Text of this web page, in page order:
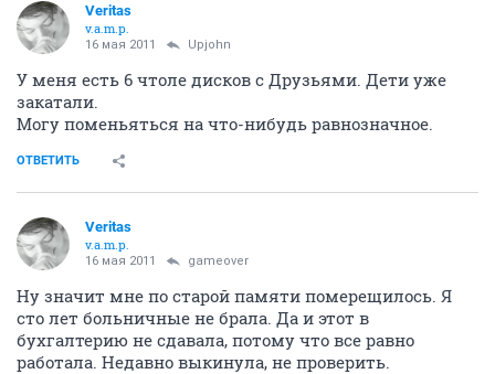
Veritas
v.a.m.p.
16 мая 2011 Upjohn
У меня есть 6 чтоле дисков с Друзьями. Дети уже
закатали.
Могу поменьяться на что-нибудь равнозначное.
ОТВЕТИТЬ
Veritas
v.a.m.p.
16 мая 2011 gameover
Ну значит мне по старой памяти померещилось. Я
сто лет больничные не брала. Да и этот в
бухгалтерию не сдавала, потому что все равно
работала. Недавно выкинула, не проверить.